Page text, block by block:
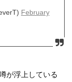
February
が浮上している